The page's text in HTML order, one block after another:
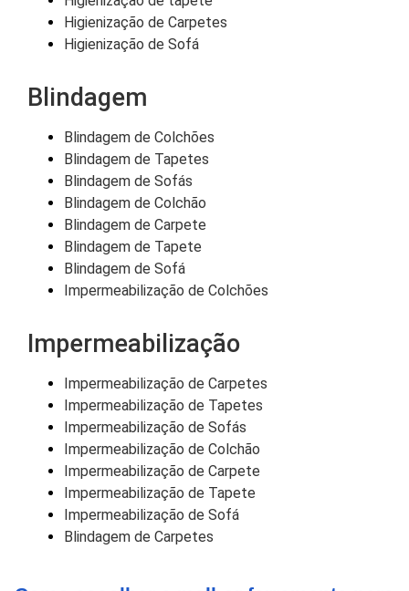
Higienização de Carpetes
Higienização de Sofá
Blindagem
Blindagem de Colchões
Blindagem de Tapetes
Blindagem de Sofás
Blindagem de Colchão
Blindagem de Carpete
Blindagem de Tapete
Blindagem de Sofá
Impermeabilização de Colchões
Impermeabilização
Impermeabilização de Carpetes
Impermeabilização de Tapetes
Impermeabilização de Sofás
Impermeabilização de Colchão
Impermeabilização de Carpete
Impermeabilização de Tapete
Impermeabilização de Sofá
Blindagem de Carpetes